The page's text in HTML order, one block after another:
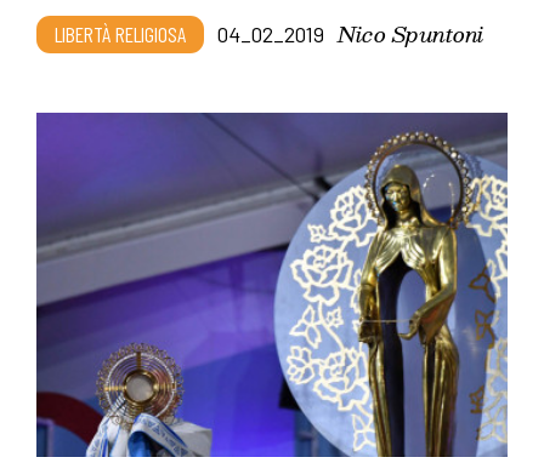
LIBERTÀ RELIGIOSA 04_02_2019 Nico Spuntoni